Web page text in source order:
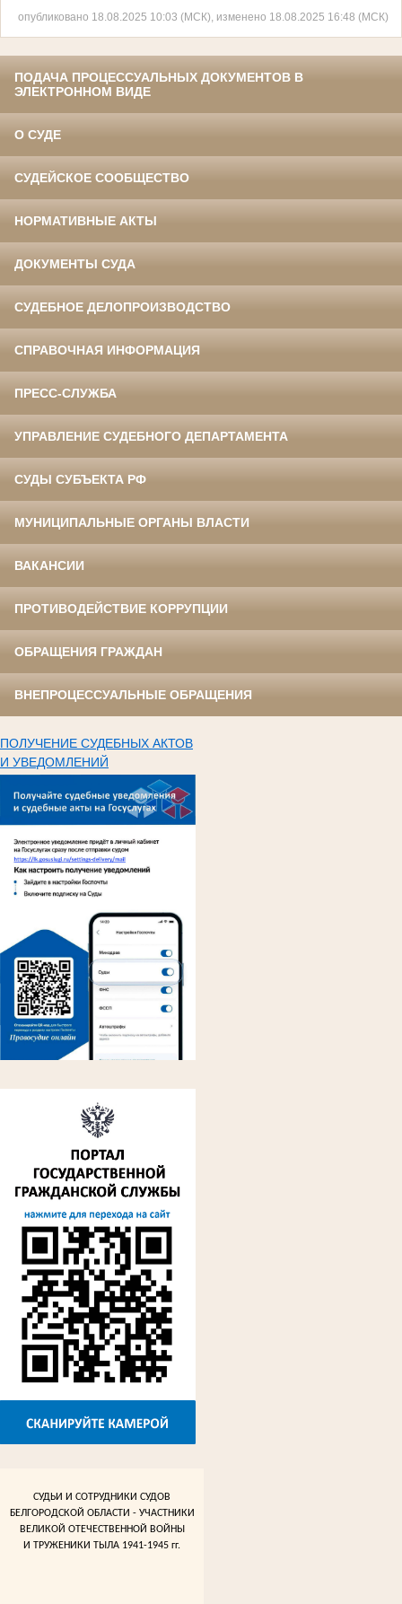
опубликовано 18.08.2025 10:03 (МСК), изменено 18.08.2025 16:48 (МСК)
ПОДАЧА ПРОЦЕССУАЛЬНЫХ ДОКУМЕНТОВ В
ЭЛЕКТРОННОМ ВИДЕ
О СУДЕ
СУДЕЙСКОЕ СООБЩЕСТВО
НОРМАТИВНЫЕ АКТЫ
ДОКУМЕНТЫ СУДА
СУДЕБНОЕ ДЕЛОПРОИЗВОДСТВО
СПРАВОЧНАЯ ИНФОРМАЦИЯ
ПРЕСС-СЛУЖБА
УПРАВЛЕНИЕ СУДЕБНОГО ДЕПАРТАМЕНТА
СУДЫ СУБЪЕКТА РФ
МУНИЦИПАЛЬНЫЕ ОРГАНЫ ВЛАСТИ
ВАКАНСИИ
ПРОТИВОДЕЙСТВИЕ КОРРУПЦИИ
ОБРАЩЕНИЯ ГРАЖДАН
ВНЕПРОЦЕССУАЛЬНЫЕ ОБРАЩЕНИЯ
ПОЛУЧЕНИЕ СУДЕБНЫХ АКТОВ
И УВЕДОМЛЕНИЙ
СУДЬИ И СОТРУДНИКИ СУДОВ
БЕЛГОРОДСКОЙ ОБЛАСТИ - УЧАСТНИКИ
ВЕЛИКОЙ ОТЕЧЕСТВЕННОЙ ВОЙНЫ
И ТРУЖЕНИКИ ТЫЛА 1941-1945 гг.